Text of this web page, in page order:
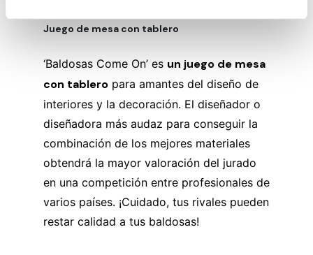
Juego de mesa con tablero
‘Baldosas Come On’ es un juego de mesa
con tablero para amantes del diseño de
interiores y la decoración. El diseñador o
diseñadora más audaz para conseguir la
combinación de los mejores materiales
obtendrá la mayor valoración del jurado
en una competición entre profesionales de
varios países. ¡Cuidado, tus rivales pueden
restar calidad a tus baldosas!